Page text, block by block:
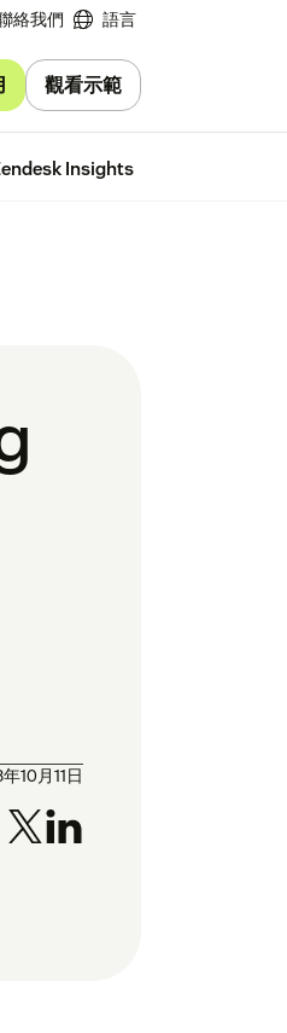
絡我們 語言
觀看示範
Insights
10月11日